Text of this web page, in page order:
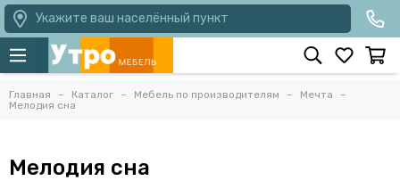
Укажите ваш населённый пункт
Главная Каталог Мебель по производителям
Мечта
Мелодия сна
Мелодия сна